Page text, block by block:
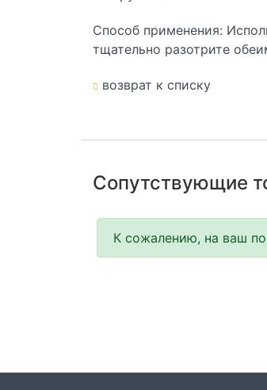
Способ применения:
тщательно разотрите
возврат к списку
Сопутствующие
К сожалению, на ваш